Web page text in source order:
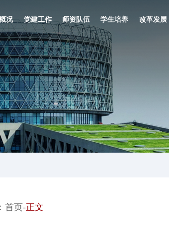
况 党建工作 师资队伍 学生培养 改革发展
首页-正文